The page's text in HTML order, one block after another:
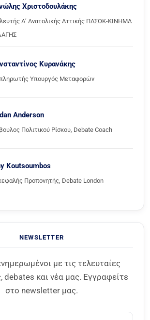
Χριστοδουλάκης
Α’ Ανατολικής Αττικής ΠΑΣΟΚ-ΚΙΝΗΜΑ
Κυρανάκης
Υπουργός Μεταφορών
Anderson
Πολιτικού Ρίσκου, Debate Coach
Koutsoumbos
Προπονητής, Debate London
NEWSLETTER
με τις τελευταίες
debates και νέα μας. Εγγραφείτε
στο newsletter μας.